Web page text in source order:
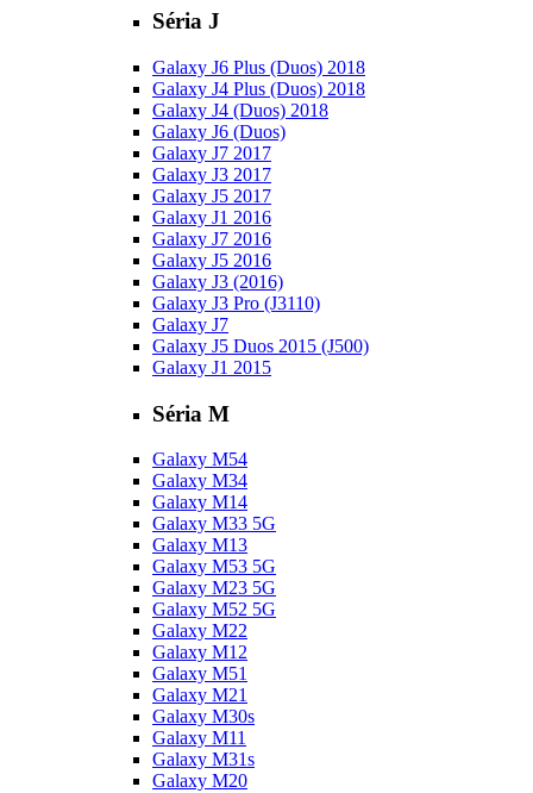
Séria J
Galaxy J6 Plus (Duos) 2018
Galaxy J4 Plus (Duos) 2018
Galaxy J4 (Duos) 2018
Galaxy J6 (Duos)
Galaxy J7 2017
Galaxy J3 2017
Galaxy J5 2017
Galaxy J1 2016
Galaxy J7 2016
Galaxy J5 2016
Galaxy J3 (2016)
Galaxy J3 Pro (J3110)
Galaxy J7
Galaxy J5 Duos 2015 (J500)
Galaxy J1 2015
Séria M
Galaxy M54
Galaxy M34
Galaxy M14
Galaxy M33 5G
Galaxy M13
Galaxy M53 5G
Galaxy M23 5G
Galaxy M52 5G
Galaxy M22
Galaxy M12
Galaxy M51
Galaxy M21
Galaxy M30s
Galaxy M11
Galaxy M31s
Galaxy M20